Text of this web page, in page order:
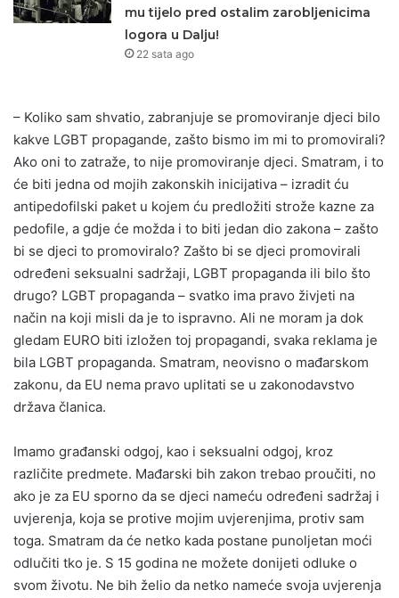
mu tijelo pred ostalim zarobljenicima
logora u Dalju!
22 sata ago
– Koliko sam shvatio, zabranjuje se promoviranje djeci bilo
kakve LGBT propagande, zašto bismo im mi to promovirali?
Ako oni to zatraže, to nije promoviranje djeci. Smatram, i to
će biti jedna od mojih zakonskih inicijativa – izradit ću
antipedofilski paket u kojem ću predložiti strože kazne za
pedofile, a gdje će možda i to biti jedan dio zakona – zašto
bi se djeci to promoviralo? Zašto bi se djeci promovirali
određeni seksualni sadržaji, LGBT propaganda ili bilo što
drugo? LGBT propaganda – svatko ima pravo živjeti na
način na koji misli da je to ispravno. Ali ne moram ja dok
gledam EURO biti izložen toj propagandi, svaka reklama je
bila LGBT propaganda. Smatram, neovisno o mađarskom
zakonu, da EU nema pravo uplitati se u zakonodavstvo
država članica.
Imamo građanski odgoj, kao i seksualni odgoj, kroz
različite predmete. Mađarski bih zakon trebao proučiti, no
ako je za EU sporno da se djeci nameću određeni sadržaj i
uvjerenja, koja se protive mojim uvjerenjima, protiv sam
toga. Smatram da će netko kada postane punoljetan moći
odlučiti tko je. S 15 godina ne možete donijeti odluke o
svom životu. Ne bih želio da netko nameće svoja uvjerenja